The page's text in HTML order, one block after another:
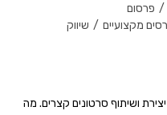
/ פרסום
מקצועיים / שיווק
ושיתוף סרטונים קצרים. מה